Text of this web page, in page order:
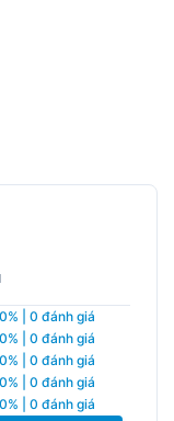
0% | 0 đánh giá
0% | 0 đánh giá
0% | 0 đánh giá
0% | 0 đánh giá
0% | 0 đánh giá